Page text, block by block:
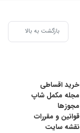
بازگشت به بالا
خرید اقساطی
مجله مکمل شاپ
مجوزها
قوانین و مقررات
نقشه سایت